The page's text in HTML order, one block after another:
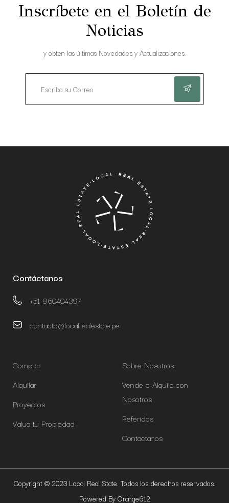
Inscríbete en el Boletín de
Noticias
y obten las últimas Novedades y Actualizaciones.
Contáctanos
+51 960404397
contacto@localrealestate.pe
Comprar
Alquilar
Proyectos
Valua tu Propiedad
Sobre Nosotros
Vende o Alquila con
Nosotros
Referidos
Contactanos
Copyright © 2023 Local Real State. Todos los derechos reservados.
Powered By Orange612